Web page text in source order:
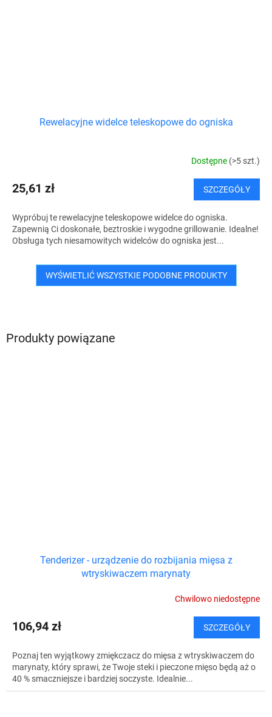
Produkty powiązane
Tenderizer - urządzenie do rozbijania mięsa z
wtryskiwaczem marynaty
Chwilowo niedostępne
106,94 zł SZCZEGÓŁY
Poznaj ten wyjątkowy zmiękczacz do mięsa z wtryskiwaczem do
marynaty, który sprawi, że Twoje steki i pieczone mięso będą aż o
40 % smaczniejsze i bardziej soczyste. Idealnie...
Rewelacyjne widelce teleskopowe do ogniska
Dostępne (>5 szt.)
25,61 zł SZCZEGÓŁY
Wypróbuj te rewelacyjne teleskopowe widelce do ogniska.
Zapewnią Ci doskonałe, beztroskie i wygodne grillowanie. Idealne!
Obsługa tych niesamowitych widelców do ogniska jest...
WYŚWIETLIĆ WSZYSTKIE PODOBNE PRODUKTY